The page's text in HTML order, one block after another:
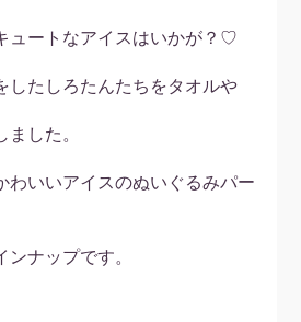
ュートなアイスはいかが？♡
したしろたんたちをタオルや
した。
わいいアイスのぬいぐるみパー
ナップです。